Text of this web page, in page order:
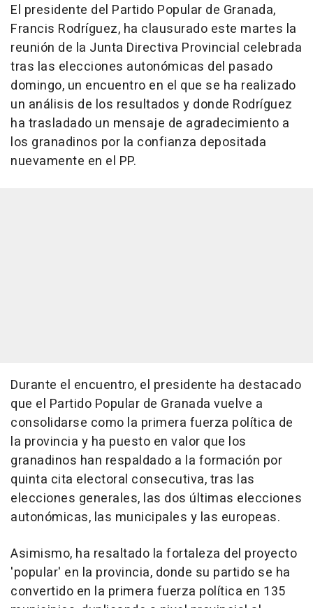
El presidente del Partido Popular de Granada,
Francis Rodríguez, ha clausurado este martes la
reunión de la Junta Directiva Provincial celebrada
tras las elecciones autonómicas del pasado
domingo, un encuentro en el que se ha realizado
un análisis de los resultados y donde Rodríguez
ha trasladado un mensaje de agradecimiento a
los granadinos por la confianza depositada
nuevamente en el PP.
Durante el encuentro, el presidente ha destacado
que el Partido Popular de Granada vuelve a
consolidarse como la primera fuerza política de
la provincia y ha puesto en valor que los
granadinos han respaldado a la formación por
quinta cita electoral consecutiva, tras las
elecciones generales, las dos últimas elecciones
autonómicas, las municipales y las europeas.
Asimismo, ha resaltado la fortaleza del proyecto
'popular' en la provincia, donde su partido se ha
convertido en la primera fuerza política en 135